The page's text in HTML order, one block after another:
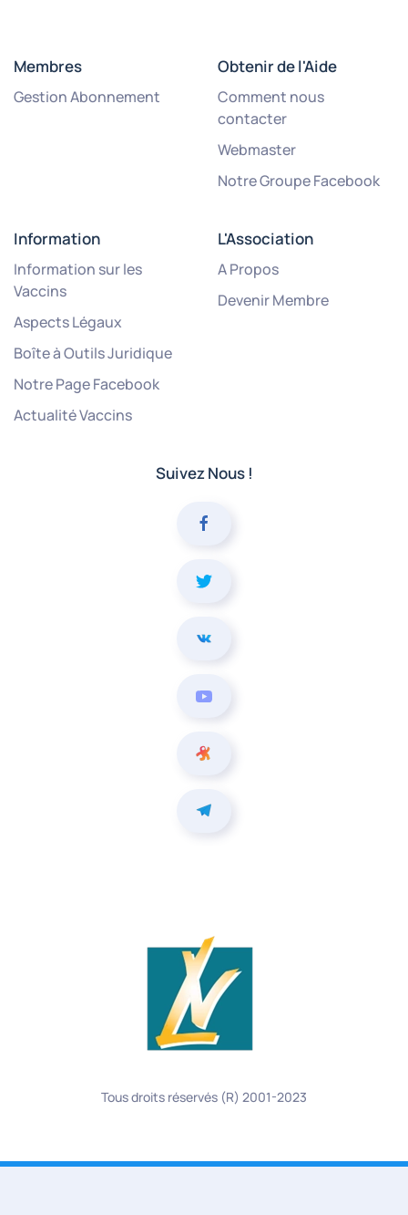
Membres
Gestion Abonnement
Obtenir de l'Aide
Comment nous
contacter
Webmaster
Notre Groupe Facebook
Information
Information sur les
Vaccins
Aspects Légaux
Boîte à Outils Juridique
Notre Page Facebook
Actualité Vaccins
L'Association
A Propos
Devenir Membre
Suivez Nous !
Tous droits réservés (R) 2001-2023